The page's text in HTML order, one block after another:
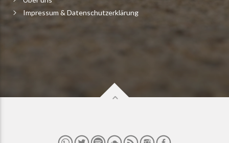
Impressum & Datenschutzerklärung